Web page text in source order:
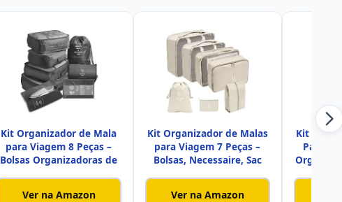
Kit Organizador de Mala
para Viagem 8 Peças –
Bolsas Organizadoras de
Ver na Amazon
Kit Organizador de Malas
para Viagem 7 Peças –
Bolsas, Necessaire, Sac
Ver na Amazon
Kit
Para